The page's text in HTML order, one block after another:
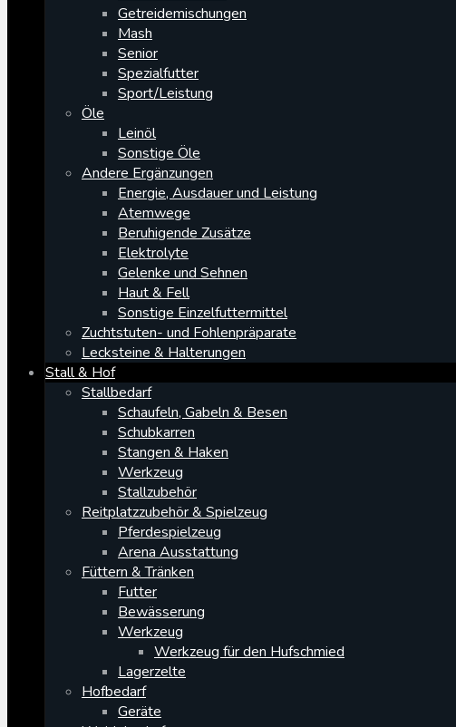
Getreidemischungen
Mash
Senior
Spezialfutter
Sport/Leistung
Öle
Leinöl
Sonstige Öle
Andere Ergänzungen
Energie, Ausdauer und Leistung
Atemwege
Beruhigende Zusätze
Elektrolyte
Gelenke und Sehnen
Haut & Fell
Sonstige Einzelfuttermittel
Zuchtstuten- und Fohlenpräparate
Lecksteine & Halterungen
Stall & Hof
Stallbedarf
Schaufeln, Gabeln & Besen
Schubkarren
Stangen & Haken
Werkzeug
Stallzubehör
Reitplatzzubehör & Spielzeug
Pferdespielzeug
Arena Ausstattung
Füttern & Tränken
Futter
Bewässerung
Werkzeug
Werkzeug für den Hufschmied
Lagerzelte
Hofbedarf
Geräte